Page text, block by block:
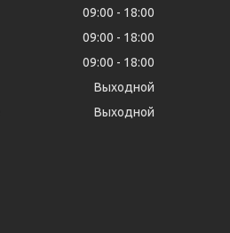
09:00
18:00
09:00
18:00
09:00
18:00
Выходной
Выходной